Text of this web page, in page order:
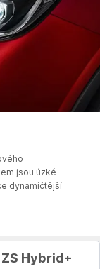
jsou úzké
dynamičtější
Hybrid+